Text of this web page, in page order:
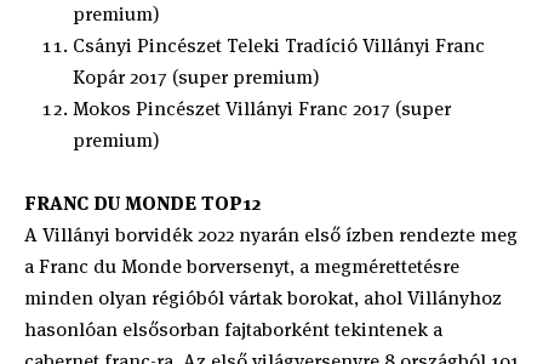
premium)
Csányi Pincészet Teleki Tradíció Villányi Franc
Kopár 2017 (super premium)
Mokos Pincészet Villányi Franc 2017 (super
premium)
FRANC DU MONDE TOP12
A Villányi borvidék 2022 nyarán első ízben rendezte meg
a Franc du Monde borversenyt, a megmérettetésre
minden olyan régióból vártak borokat, ahol Villányhoz
hasonlóan elsősorban fajtaborként tekintenek a